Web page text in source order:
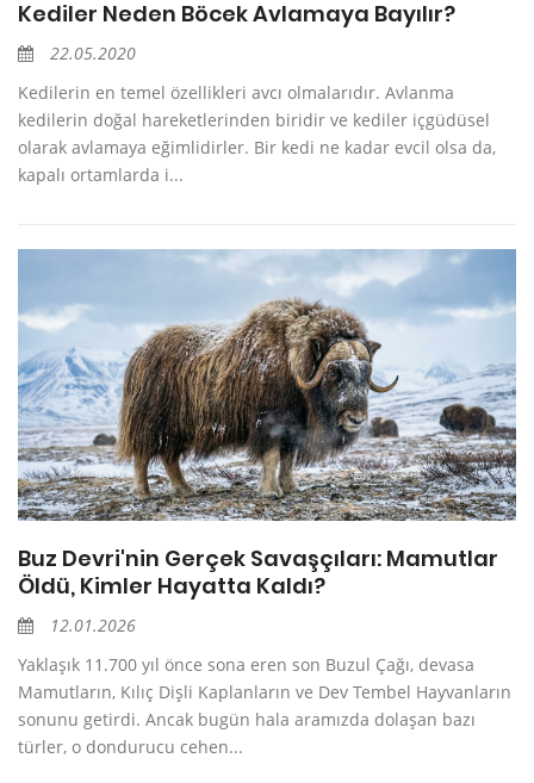
Kediler Neden Böcek Avlamaya Bayılır?
22.05.2020
Kedilerin en temel özellikleri avcı olmalarıdır. Avlanma
kedilerin doğal hareketlerinden biridir ve kediler içgüdüsel
olarak avlamaya eğimlidirler. Bir kedi ne kadar evcil olsa da,
kapalı ortamlarda i...
Buz Devri'nin Gerçek Savaşçıları: Mamutlar
Öldü, Kimler Hayatta Kaldı?
12.01.2026
Yaklaşık 11.700 yıl önce sona eren son Buzul Çağı, devasa
Mamutların, Kılıç Dişli Kaplanların ve Dev Tembel Hayvanların
sonunu getirdi. Ancak bugün hala aramızda dolaşan bazı
türler, o dondurucu cehen...